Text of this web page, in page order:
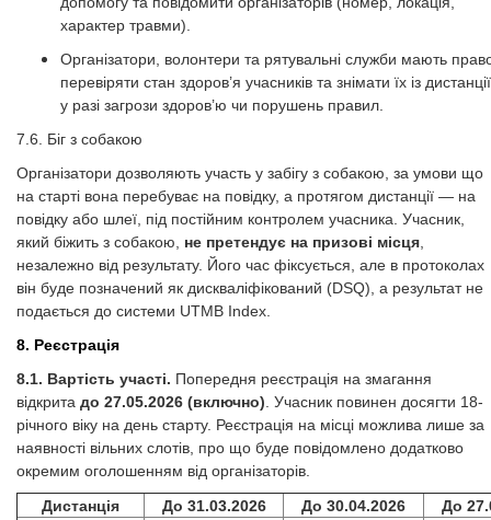
характер травми).
Організатори, волонтери та рятувальні служби мають
перевіряти стан здоров’я учасників та знімати їх із дистанції
у разі загрози здоров’ю чи порушень правил.
7.6. Біг з собакою
Організатори дозволяють участь у забігу з собакою, за умови що
на старті вона перебуває на повідку, а протягом дистанції — на
повідку або шлеї, під постійним контролем учасника. Учасник,
який біжить з собакою, не претендує на призові місця
незалежно від результату. Його час фіксується, але в протоколах
він буде позначений як дискваліфікований (DSQ), а результат не
подається до системи UTMB Index.
8. Реєстрація
8.1. Вартість участі. Попередня реєстрація на змагання
відкрита до 27.05.2026 (включно) . Учасник повинен досягти 18-
річного віку на день старту. Реєстрація на місці можлива лише за
наявності вільних слотів, про що буде повідомлено додатково
окремим оголошенням від організаторів.
Дистанція
До 31.03.2026 До 30.04.2026
До